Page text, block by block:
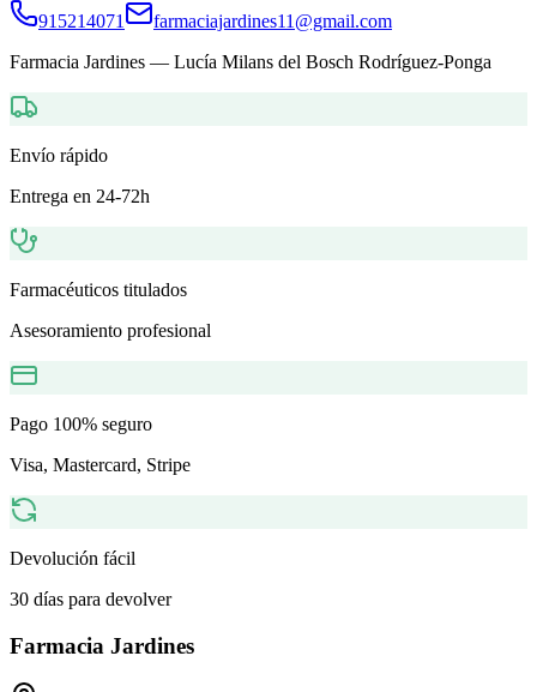
915214071
farmaciajardines11@gmail.com
Farmacia Jardines — Lucía Milans del Bosch Rodríguez-Ponga
Envío rápido
Entrega en 24-72h
Farmacéuticos titulados
Asesoramiento profesional
Pago 100% seguro
Visa, Mastercard, Stripe
Devolución fácil
30 días para devolver
Farmacia Jardines